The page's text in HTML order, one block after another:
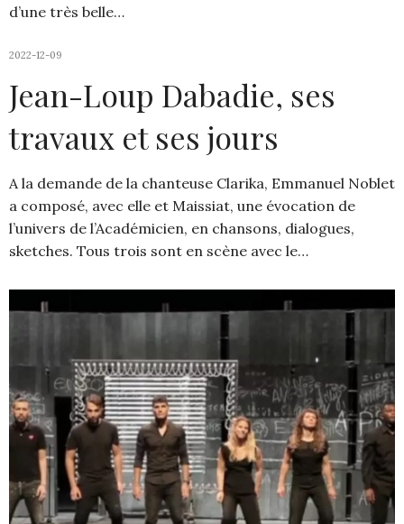
d’une très belle…
2022-12-09
Jean-Loup Dabadie, ses
travaux et ses jours
A la demande de la chanteuse Clarika, Emmanuel Noblet
a composé, avec elle et Maissiat, une évocation de
l’univers de l’Académicien, en chansons, dialogues,
sketches. Tous trois sont en scène avec le…